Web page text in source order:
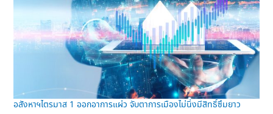
อสังหาฯไตรมาส 1 ออกอาการแผ่ว จับตาการเมืองไม่นิ่งมีสิทธิ์ซึมยาว